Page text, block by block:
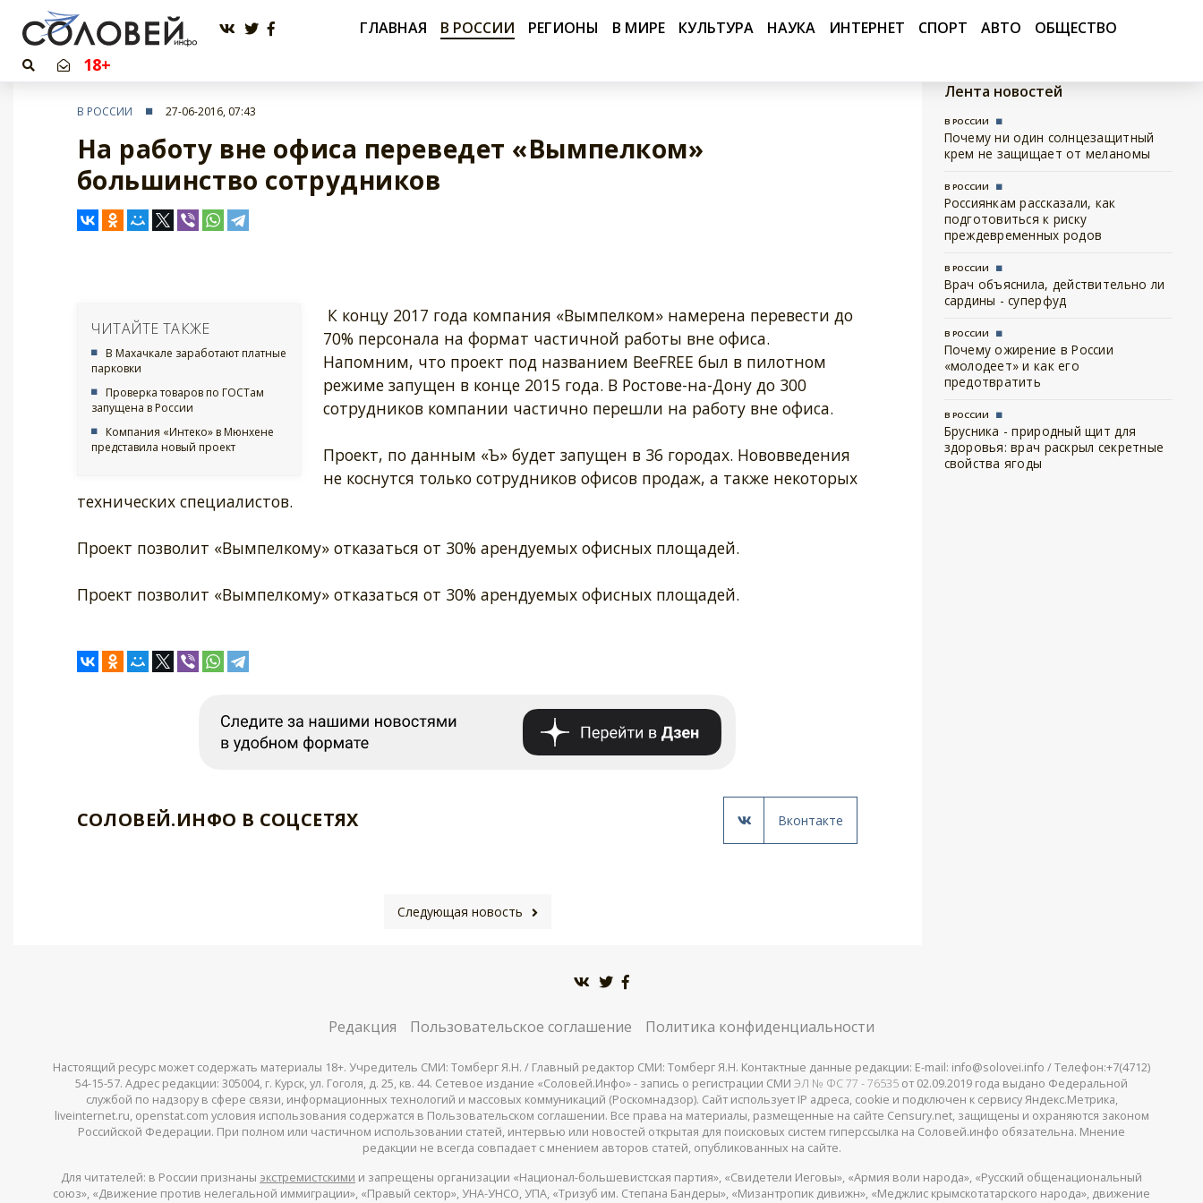
ГЛАВНАЯ В РОССИИ РЕГИОНЫ В МИРЕ КУЛЬТУРА НАУКА ИНТЕРНЕТ СПОРТ АВТО ОБЩЕСТВО
18+
В РОССИИ 27-06-2016, 07:43
На работу вне офиса переведет «Вымпелком»
большинство сотрудников
ЧИТАЙТЕ ТАКЖЕ
В Махачкале заработают платные
парковки
Проверка товаров по ГОСТам
запущена в России
Компания «Интеко» в Мюнхене
представила новый проект
К концу 2017 года компания «Вымпелком» намерена перевести до
70% персонала на формат частичной работы вне офиса.
Напомним, что проект под названием BeeFREE был в пилотном
режиме запущен в конце 2015 года. В Ростове-на-Дону до 300
сотрудников компании частично перешли на работу вне офиса.
Проект, по данным «Ъ» будет запущен в 36 городах. Нововведения
не коснутся только сотрудников офисов продаж, а также некоторых
технических специалистов.
Проект позволит «Вымпелкому» отказаться от 30% арендуемых офисных площадей.
Проект позволит «Вымпелкому» отказаться от 30% арендуемых офисных площадей.
СОЛОВЕЙ.ИНФО В СОЦСЕТЯХ Вконтакте
Следующая новость
Лента новостей
В РОССИИ
Почему ни один солнцезащитный
крем не защищает от меланомы
В РОССИИ
Россиянкам рассказали, как
подготовиться к риску
преждевременных родов
В РОССИИ
Врач объяснила, действительно ли
сардины - суперфуд
В РОССИИ
Почему ожирение в России
«молодеет» и как его
предотвратить
В РОССИИ
Брусника - природный щит для
здоровья: врач раскрыл секретные
свойства ягоды
Редакция Пользовательское соглашение Политика конфиденциальности
Настоящий ресурс может содержать материалы 18+. Учредитель СМИ: Томберг Я.Н. / Главный редактор СМИ: Томберг Я.Н. Контактные данные редакции: E-mail: info@solovei.info / Телефон:+7(4712)
54-15-57. Адрес редакции: 305004, г. Курск, ул. Гоголя, д. 25, кв. 44. Сетевое издание «Соловей.Инфо» - запись о регистрации СМИ ЭЛ № ФС 77 - 76535 от 02.09.2019 года выдано Федеральной
службой по надзору в сфере связи, информационных технологий и массовых коммуникаций (Роскомнадзор). Сайт использует IP адреса, cookie и подключен к сервису Яндекс.Метрика,
liveinternet.ru, openstat.com условия использования содержатся в Пользовательском соглашении. Все права на материалы, размещенные на сайте Censury.net, защищены и охраняются законом
Российской Федерации. При полном или частичном использовании статей, интервью или новостей открытая для поисковых систем гиперссылка на Соловей.инфо обязательна. Мнение
редакции не всегда совпадает с мнением авторов статей, опубликованных на сайте.
Для читателей: в России признаны экстремистскими и запрещены организации «Национал-большевистская партия», «Свидетели Иеговы», «Армия воли народа», «Русский общенациональный
союз», «Движение против нелегальной иммиграции», «Правый сектор», УНА-УНСО, УПА, «Тризуб им. Степана Бандеры», «Мизантропик дивижн», «Меджлис крымскотатарского народа», движение